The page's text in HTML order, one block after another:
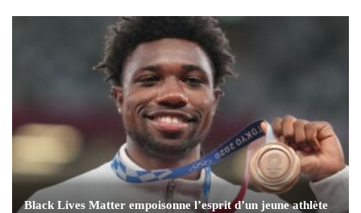
Black Lives Matter empoisonne l’esprit d’un jeune athlète